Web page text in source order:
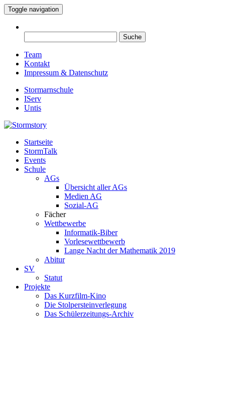
Toggle navigation
nach:
Team
Kontakt
Impressum & Datenschutz
Stormarnschule
IServ
Untis
Stormstory
Eure digitale Schülerzeitung
Startseite
StormTalk
Events
Schule
AGs
Übersicht aller AGs
Medien AG
Sozial-AG
Fächer
Wettbewerbe
Informatik-Biber
Vorlesewettbewerb
Lange Nacht der Mathematik 2019
Abitur
SV
Statut
Projekte
Das Kurzfilm-Kino
Die Stolpersteinverlegung
Das Schülerzeitungs-Archiv